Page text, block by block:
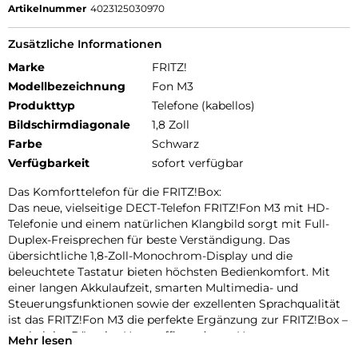
Artikelnummer 4023125030970
Zusätzliche Informationen
Marke
FRITZ!
Modellbezeichnung
Fon M3
Produkttyp
Telefone (kabellos)
Bildschirmdiagonale
1,8 Zoll
Farbe
Schwarz
Verfügbarkeit
sofort verfügbar
Das Komforttelefon für die FRITZ!Box:
Das neue, vielseitige DECT-Telefon FRITZ!Fon M3 mit HD-
Telefonie und einem natürlichen Klangbild sorgt mit Full-
Duplex-Freisprechen für beste Verständigung. Das
übersichtliche 1,8-Zoll-Monochrom-Display und die
beleuchtete Tastatur bieten höchsten Bedienkomfort. Mit
einer langen Akkulaufzeit, smarten Multimedia- und
Steuerungsfunktionen sowie der exzellenten Sprachqualität
ist das FRITZ!Fon M3 die perfekte Ergänzung zur FRITZ!Box –
egal ob im Büro, im Homeoffice oder zu Hause.
Mehr lesen